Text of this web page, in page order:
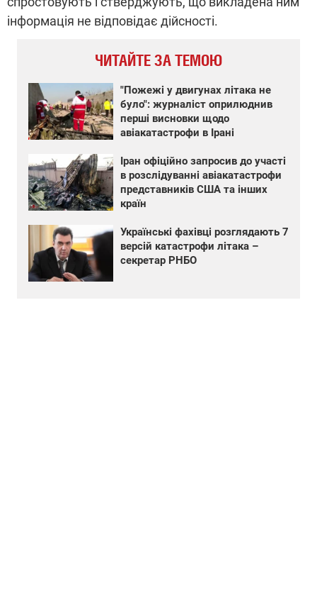
інформація не відповідає дійсності.
ЧИТАЙТЕ ЗА ТЕМОЮ
"Пожежі у двигунах літака не
було": журналіст оприлюднив
перші висновки щодо
авіакатастрофи в Ірані
Іран офіційно запросив до участі
в розслідуванні авіакатастрофи
представників США та інших
країн
Українські фахівці розглядають 7
версій катастрофи літака –
секретар РНБО